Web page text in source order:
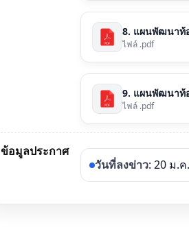
8. แผนพัฒนาท้
ไฟล์ .pdf
9. แผนพัฒนาท้
ไฟล์ .pdf
ข้อมูลประกาศ
วันที่ลงข่าว: 20 ม.